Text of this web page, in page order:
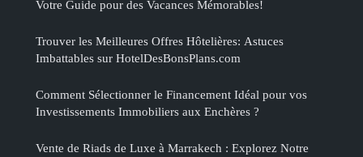
Votre Guide pour des Vacances Mémorables!
Trouver les Meilleures Offres Hôtelières: Astuces
Imbattables sur HotelDesBonsPlans.com
Comment Sélectionner le Financement Idéal pour vos
Investissements Immobiliers aux Enchères ?
Vente de Riads de Luxe à Marrakech : Explorez Notre